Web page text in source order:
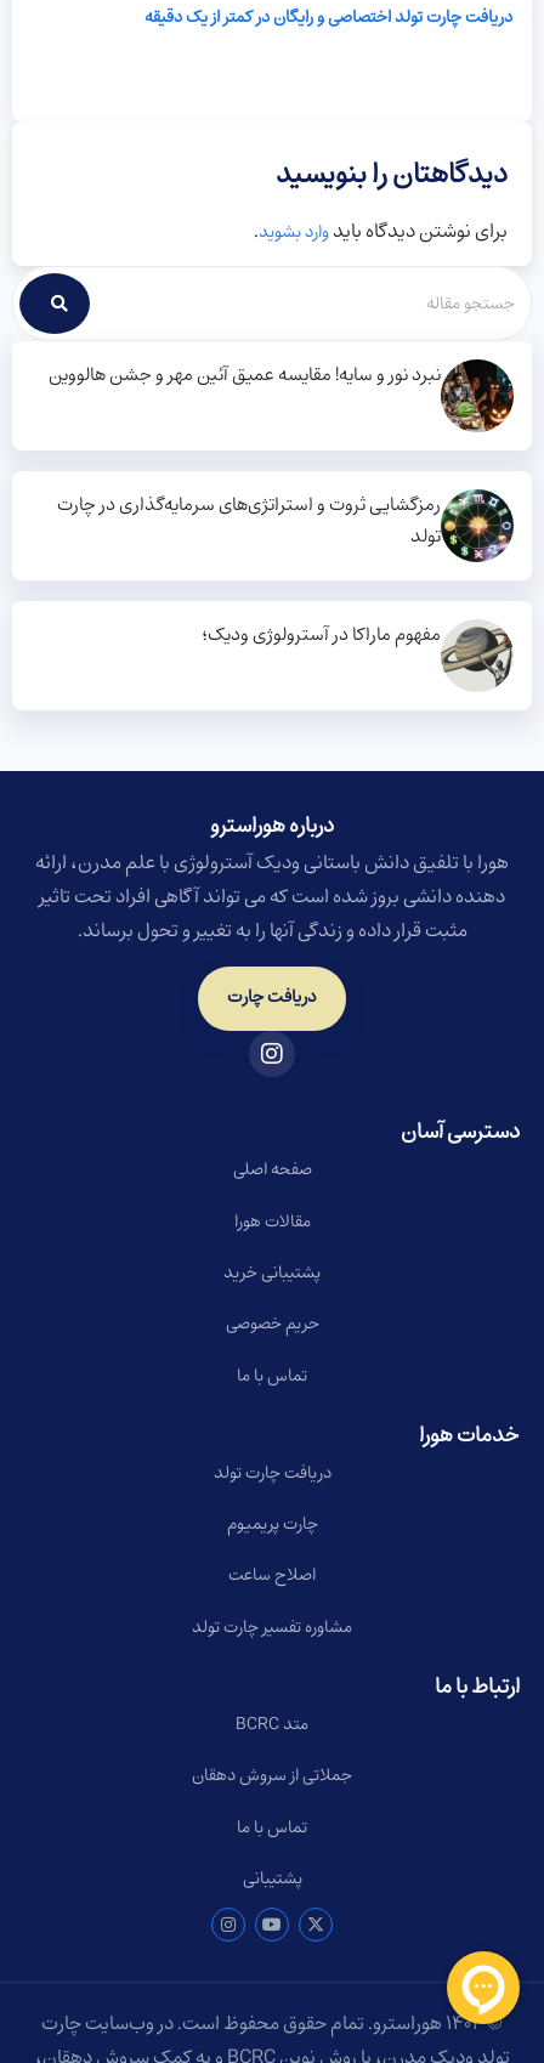
دریافت چارت تولد اختصاصی و رایگان در کمتر از یک دقیقه
دیدگاهتان را بنویسید
برای نوشتن دیدگاه بایدوارد بشوید.
نبرد نور و سایه! مقایسه عمیق آئین مهر و جشن هالووین
رمزگشایی ثروت و استراتژی‌های سرمایه‌گذاری در چارت
تولد
مفهوم ماراکا در آسترولوژی ودیک؛
درباره هوراسترو​
هورا با تلفیق دانش باستانی ودیک آسترولوژی با علم مدرن، ارائه
دهنده دانشی بروز شده است که می تواند آگاهی افراد تحت تاثیر
مثبت قرار داده و زندگی آنها را به تغییر و تحول برساند.
دریافت چارت
دسترسی آسان
صفحه اصلی
مقالات هورا
پشتیبانی خرید
حریم خصوصی
تماس با ما
خدمات هورا
دریافت چارت تولد
چارت پریمیوم
اصلاح ساعت
مشاوره تفسیر چارت تولد
ارتباط با ما
متد BCRC
جملاتی از سروش دهقان
تماس با ما
پشتیبانی
© ۱۴۰۴ هوراسترو. تمام حقوق محفوظ است. در وب‌سایت چارت